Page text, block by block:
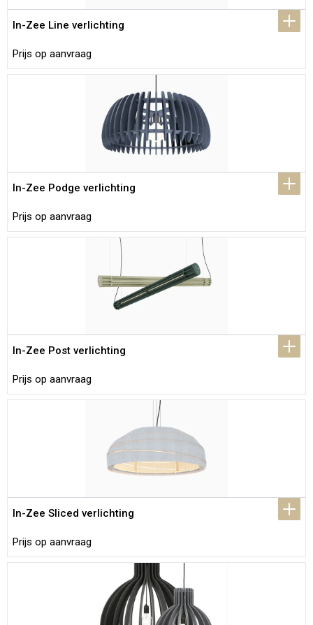
In-Zee Line verlichting
Prijs op aanvraag
In-Zee Podge verlichting
Prijs op aanvraag
In-Zee Post verlichting
Prijs op aanvraag
In-Zee Sliced verlichting
Prijs op aanvraag